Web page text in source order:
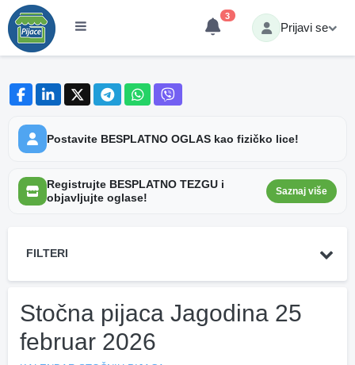
3
Prijavi se
Postavite BESPLATNO OGLAS kao fizičko lice!
Registrujte BESPLATNO TEZGU i
objavljujte oglase!
Saznaj više
FILTERI
Stočna pijaca Jagodina 25
februar 2026